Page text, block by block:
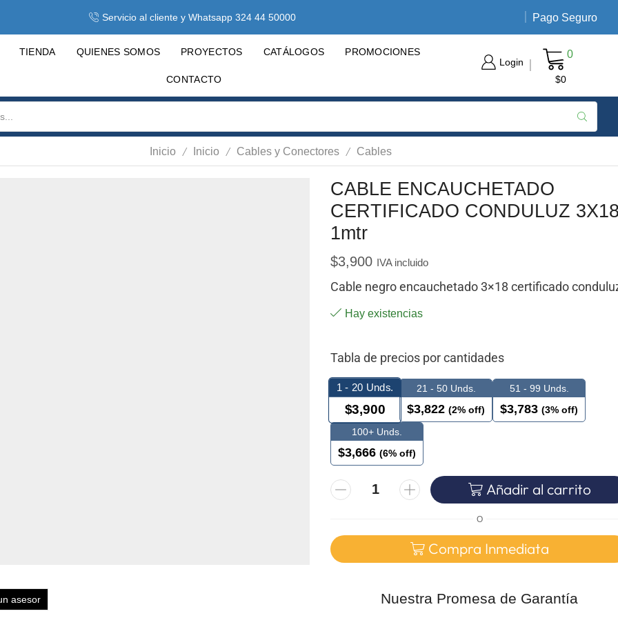
Servicio al cliente y Whatsapp 324 44 50000 Envíos nacionales de 3 a 5
Pago Seguro
TIENDA QUIENES SOMOS PROYECTOS CATÁLOGOS PROMOCIONES
CONTACTO
Login
0
$0
Inicio / Inicio / Cables y Conectores / Cables
asesor
CABLE ENCAUCHETADO
CERTIFICADO CONDULUZ
1mtr
$3,900 IVA incluido
Cable negro encauchetado 3×18 certificado
Hay existencias
Tabla de precios por cantidades
1 - 20 Unds.
$3,900
21 - 50 Unds.
$3,822 (2% off)
51 - 99 Unds.
$3,783 (3% off)
100+ Unds.
$3,666 (6% off)
Añadir al carrito
O
Compra Inmediata
Nuestra Promesa de Garantía